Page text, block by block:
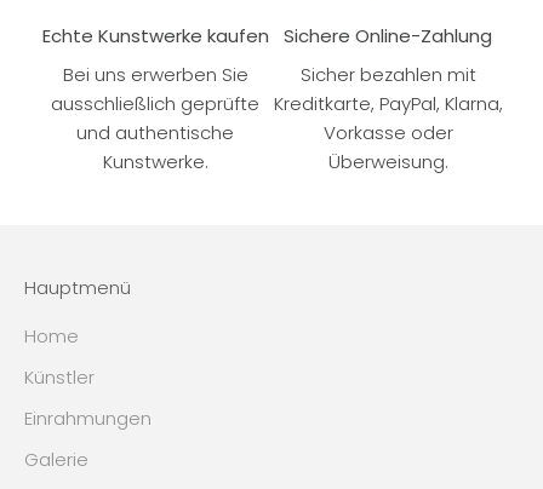
Echte Kunstwerke kaufen
Bei uns erwerben Sie
ausschließlich geprüfte
und authentische
Kunstwerke.
Sichere Online-Zahlung
Sicher bezahlen mit
Kreditkarte, PayPal, Klarna,
Vorkasse oder
Überweisung.
Hauptmenü
Home
Künstler
Einrahmungen
Galerie